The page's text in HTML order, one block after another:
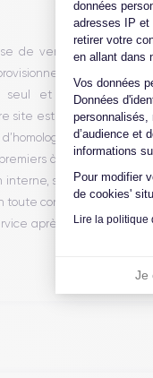
données
adresses IP et
retirer votre
en allant dans
Vos données
Données
personnalisés,
d’audience et
informations
Pour modifier
de cookies'
Lire la politique
Je
de vente et de
auprès
seul et unique
site est alors récupéré
en
à intervenir
sans autre
confiance,
après-vente en